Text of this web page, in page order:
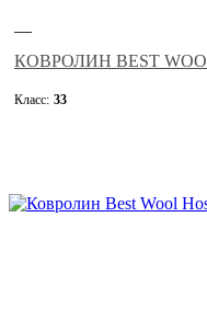
—
КОВРОЛИН BEST
Класс: 33